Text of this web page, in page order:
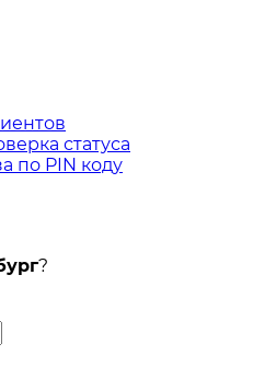
статуса
по PIN коду
?